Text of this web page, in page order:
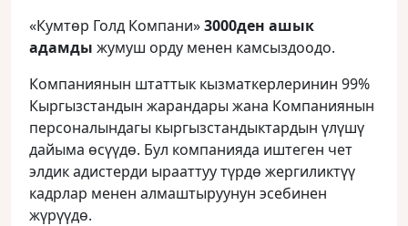
«Кумтөр Голд Компани»3000ден ашык
адамды жумуш орду менен камсыздоодо.
Компаниянын штаттык кызматкерлеринин 99%
Кыргызстандын жарандары жана Компаниянын
персоналындагы кыргызстандыктардын үлүшү
дайыма өсүүдө. Бул компанияда иштеген чет
элдик адистерди ырааттуу түрдө жергиликтүү
кадрлар менен алмаштыруунун эсебинен
жүрүүдө.